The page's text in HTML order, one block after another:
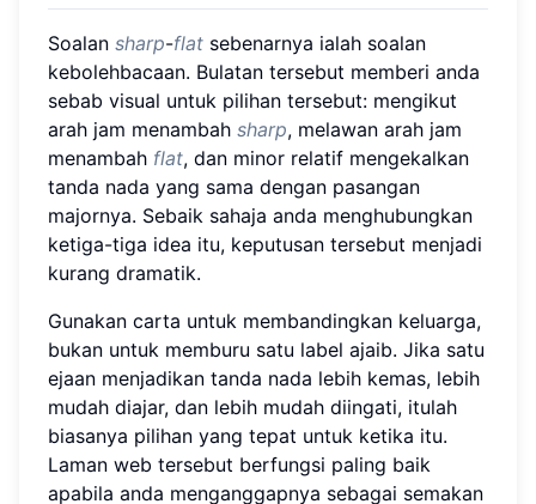
Soalan sharp-flat sebenarnya ialah soalan
kebolehbacaan. Bulatan tersebut memberi anda
sebab visual untuk pilihan tersebut: mengikut
arah jam menambah sharp, melawan arah jam
menambah flat, dan minor relatif mengekalkan
tanda nada yang sama dengan pasangan
majornya. Sebaik sahaja anda menghubungkan
ketiga-tiga idea itu, keputusan tersebut menjadi
kurang dramatik.
Gunakan carta untuk membandingkan keluarga,
bukan untuk memburu satu label ajaib. Jika satu
ejaan menjadikan tanda nada lebih kemas, lebih
mudah diajar, dan lebih mudah diingati, itulah
biasanya pilihan yang tepat untuk ketika itu.
Laman web tersebut berfungsi paling baik
apabila anda menganggapnya sebagai semakan